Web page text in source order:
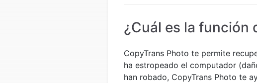
¿Cuál es la función
CopyTrans Photo te permite
ha estropeado el computador
han robado, CopyTrans Photo te